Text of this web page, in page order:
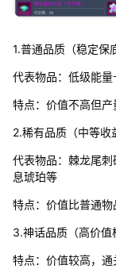
1.普通品质（稳定保
代表物品：低级能
特点：价值不高但
2.稀有品质（中等收
代表物品：棘龙尾
息琥珀等
特点：价值比普通
3.神话品质（高价值
特点：价值较高，